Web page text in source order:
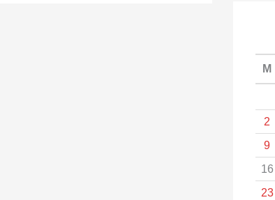
M
2
9
16
23